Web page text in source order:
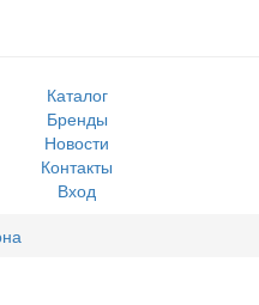
Каталог
Бренды
Новости
Контакты
Вход